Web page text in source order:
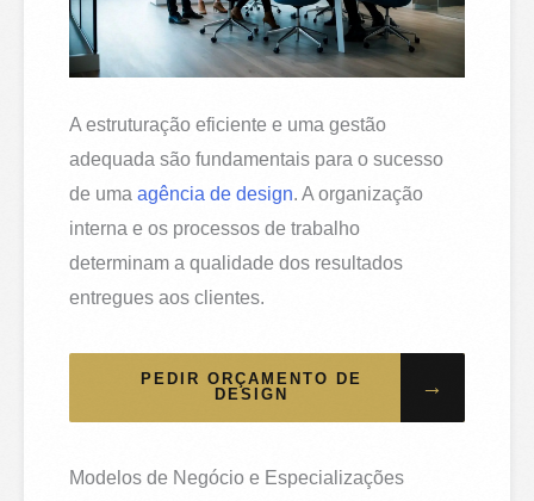
A estruturação eficiente e uma gestão
adequada são fundamentais para o sucesso
de umaagência de design. A organização
interna e os processos de trabalho
determinam a qualidade dos resultados
entregues aos clientes.
PEDIR ORÇAMENTO DE
DESIGN
→
Modelos de Negócio e Especializações